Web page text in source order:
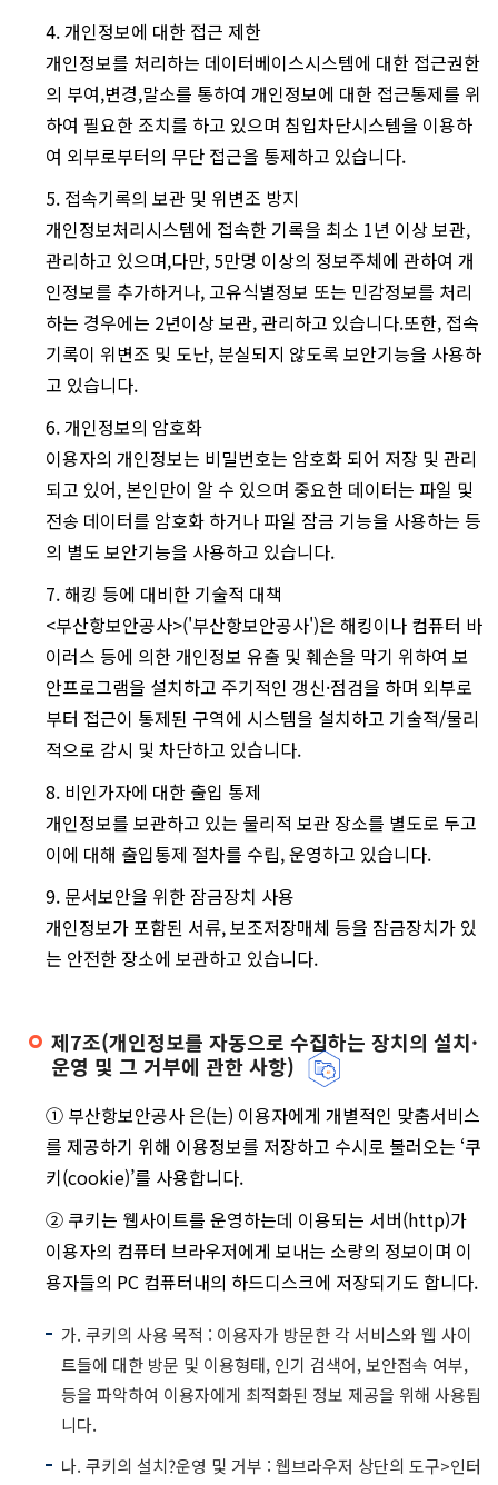
4. 개인정보에 대한 접근 제한
개인정보를 처리하는 데이터베이스시스템에 대한 접근권한
의 부여,변경,말소를 통하여 개인정보에 대한 접근통제를 위
하여 필요한 조치를 하고 있으며 침입차단시스템을 이용하
여 외부로부터의 무단 접근을 통제하고 있습니다.
5. 접속기록의 보관 및 위변조 방지
개인정보처리시스템에 접속한 기록을 최소 1년 이상 보관,
관리하고 있으며,다만, 5만명 이상의 정보주체에 관하여 개
인정보를 추가하거나, 고유식별정보 또는 민감정보를 처리
하는 경우에는 2년이상 보관, 관리하고 있습니다.또한, 접속
기록이 위변조 및 도난, 분실되지 않도록 보안기능을 사용하
고 있습니다.
6. 개인정보의 암호화
이용자의 개인정보는 비밀번호는 암호화 되어 저장 및 관리
되고 있어, 본인만이 알 수 있으며 중요한 데이터는 파일 및
전송 데이터를 암호화 하거나 파일 잠금 기능을 사용하는 등
의 별도 보안기능을 사용하고 있습니다.
7. 해킹 등에 대비한 기술적 대책
<부산항보안공사>('부산항보안공사')은 해킹이나 컴퓨터 바
이러스 등에 의한 개인정보 유출 및 훼손을 막기 위하여 보
안프로그램을 설치하고 주기적인 갱신·점검을 하며 외부로
부터 접근이 통제된 구역에 시스템을 설치하고 기술적/물리
적으로 감시 및 차단하고 있습니다.
8. 비인가자에 대한 출입 통제
개인정보를 보관하고 있는 물리적 보관 장소를 별도로 두고
이에 대해 출입통제 절차를 수립, 운영하고 있습니다.
9. 문서보안을 위한 잠금장치 사용
개인정보가 포함된 서류, 보조저장매체 등을 잠금장치가 있
는 안전한 장소에 보관하고 있습니다.
제7조(개인정보를 자동으로 수집하는 장치의 설치·
운영 및 그 거부에 관한 사항)
① 부산항보안공사 은(는) 이용자에게 개별적인 맞춤서비스
를 제공하기 위해 이용정보를 저장하고 수시로 불러오는 ‘쿠
키(cookie)’를 사용합니다.
② 쿠키는 웹사이트를 운영하는데 이용되는 서버(http)가
이용자의 컴퓨터 브라우저에게 보내는 소량의 정보이며 이
용자들의 PC 컴퓨터내의 하드디스크에 저장되기도 합니다.
가. 쿠키의 사용 목적 : 이용자가 방문한 각 서비스와 웹 사이
트들에 대한 방문 및 이용형태, 인기 검색어, 보안접속 여부,
등을 파악하여 이용자에게 최적화된 정보 제공을 위해 사용됩
니다.
나. 쿠키의 설치?운영 및 거부 : 웹브라우저 상단의 도구>인터